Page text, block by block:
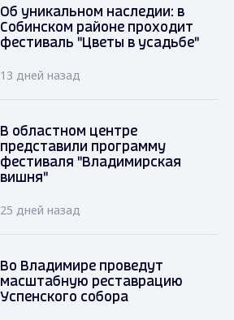
Об уникальном наследии: в
Собинском районе проходит
фестиваль "Цветы в усадьбе"
13 дней назад
В областном центре
представили программу
фестиваля "Владимирская
вишня"
25 дней назад
Во Владимире проведут
масштабную реставрацию
Успенского собора